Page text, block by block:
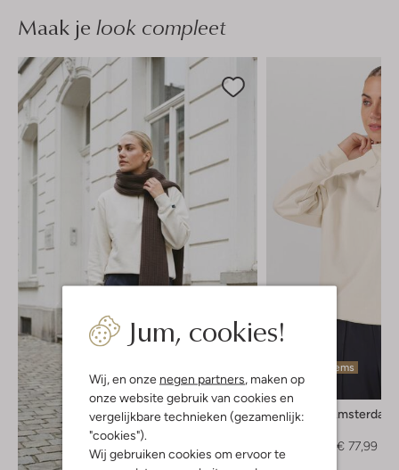
Jum, cookies!
Wij, en onze negen partners, maken op
onze website gebruik van cookies en
vergelijkbare technieken (gezamenlijk:
"cookies").
Wij gebruiken cookies om ervoor te
Maak je look compleet
Laatste items
-40%
Mercer Amsterdam
€ 77,99